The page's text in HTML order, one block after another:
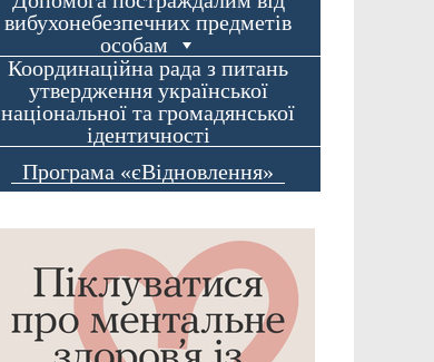
вибухонебезпечних предметів
особам
Координаційна рада з питань
утвердження української
національної та громадянської
ідентичності
Програма «єВідновлення»